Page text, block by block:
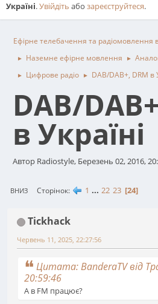
Україні.Увійдіть або зареєструйтеся.
Ефірне телебачення та радіомовлення в
► Наземне ефірне мовлення ►
► Цифрове радіо ► DAB/DAB+, DRM в
DAB/
в Україні
Автор Radiostyle, Березень 02, 2016,
ВНИЗ Сторінок 1 ... 22 23 24
Tickhack
Червень 11, 2025, 22:27:56
Цитата: BanderaTV від
20:59:46
А в FM працює?